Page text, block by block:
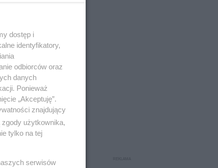
dostęp i
identyfikatory,
odbiorców oraz
danych
Ponieważ
„Akceptuję”.
znajdujący
użytkownika,
tylko na tej
serwisów